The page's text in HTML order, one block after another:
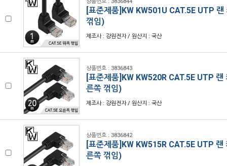
[표준제품]KW KW501U CAT.5E UTP
꺾임)
제조사 : 강원전자 / 원산지 : 국산
상품번호 : 3836843
[표준제품]KW KW520R CAT.5E UTP
른쪽 꺾임)
제조사 : 강원전자 / 원산지 : 국산
상품번호 : 3836842
[표준제품]KW KW515R CAT.5E UTP
른쪽 꺾임)